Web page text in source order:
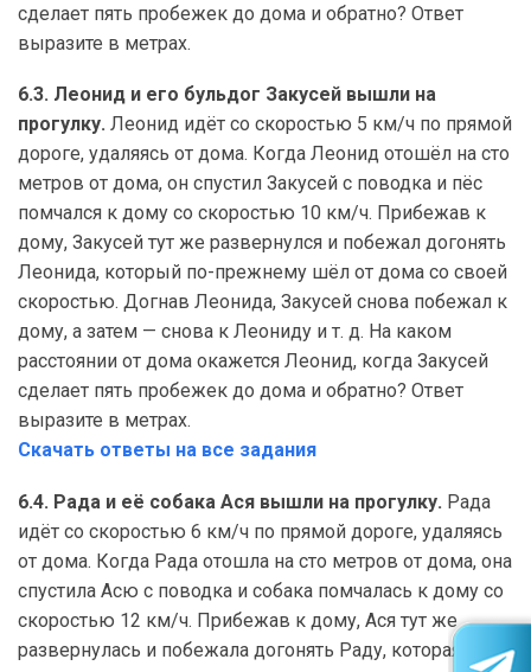
сделает пять пробежек до дома и обратно? Ответ
выразите в метрах.
6.3. Леонид и его бульдог Закусей вышли на
прогулку. Леонид идёт со скоростью 5 км/ч по прямой
дороге, удаляясь от дома. Когда Леонид отошёл на сто
метров от дома, он спустил Закусей с поводка и пёс
помчался к дому со скоростью 10 км/ч. Прибежав к
дому, Закусей тут же развернулся и побежал догонять
Леонида, который по-прежнему шёл от дома со своей
скоростью. Догнав Леонида, Закусей снова побежал к
дому, а затем — снова к Леониду и т. д. На каком
расстоянии от дома окажется Леонид, когда Закусей
сделает пять пробежек до дома и обратно? Ответ
выразите в метрах.
Скачать ответы на все задания
6.4. Рада и её собака Ася вышли на прогулку. Рада
идёт со скоростью 6 км/ч по прямой дороге, удаляясь
от дома. Когда Рада отошла на сто метров от дома, она
спустила Асю с поводка и собака помчалась к дому со
скоростью 12 км/ч. Прибежав к дому, Ася тут же
развернулась и побежала догонять Раду, которая по-